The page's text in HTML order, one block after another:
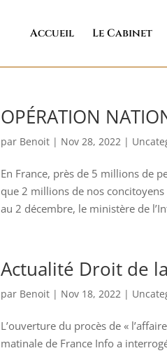
Accueil Le Cabinet
OPÉRATION
par Benoit | Nov 28, 2022 |
En France, près de 5 millions de
que 2 millions de nos
au 2 décembre, le ministère de
Actualité Droit de
par Benoit | Nov 18, 2022 |
L’ouverture du procès de «
matinale de France Info a